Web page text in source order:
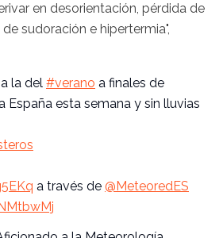
en desorientación, pérdida de
sudoración e hipertermia",
la del #verano a finales de
España esta semana y sin lluvias
a través de @MeteoredES